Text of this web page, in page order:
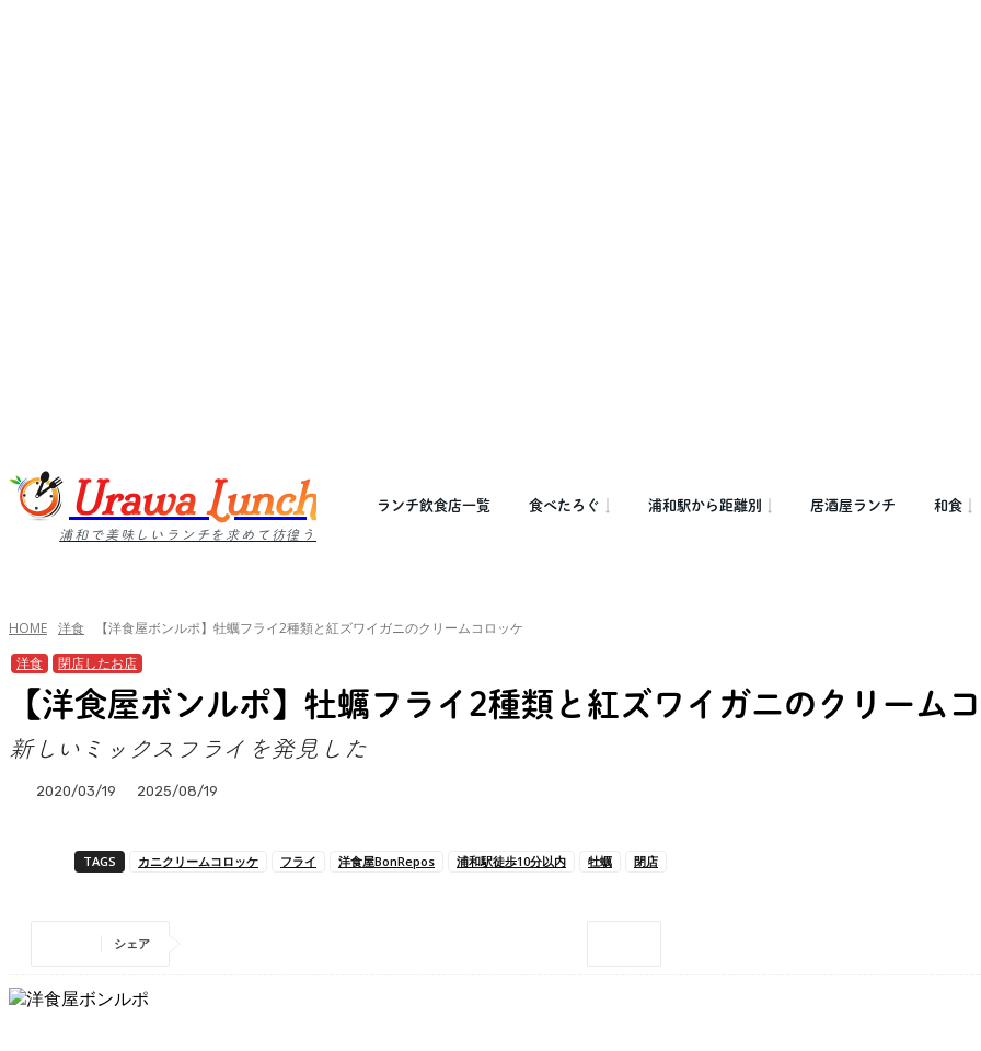
Urawa Lunch
浦和で美味しいランチを求めて彷徨う
ランチ飲食店一覧 食べたろぐ 浦和駅から距離別 居酒屋ランチ 和食
HOME 洋食
【洋食屋ボンルポ】牡蠣フライ2種類と紅ズワイガニのクリームコロッケ
洋食
閉店したお店
【洋食屋ボンルポ】牡蠣フライ2種類と紅ズワイガニのクリーム
新しいミックスフライを発見した
2020/03/19 2025/08/19
TAGS カニクリームコロッケ フライ 洋食屋BonRepos 浦和駅徒歩10分以内 牡蠣 閉店
シェア